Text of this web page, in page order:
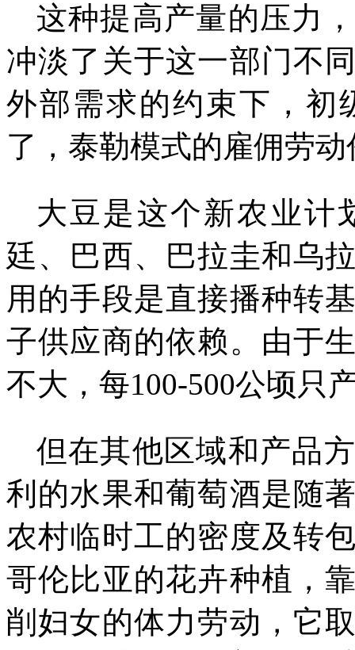
这种提高产量的压力
冲淡了关于这一部门不
外部需求的约束下，初
了，泰勒模式的雇佣劳
大豆是这个新农业计
廷、巴西、巴拉圭和乌
用的手段是直接播种转
子供应商的依赖。由于
不大，每100-500公顷只
但在其他区域和产品
利的水果和葡萄酒是随
农村临时工的密度及转
哥伦比亚的花卉种植，
削妇女的体力劳动，它